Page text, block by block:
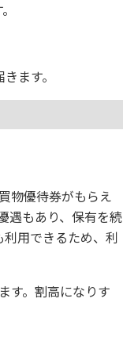
ます。
物優待券がもらえ
遇もあり、保有を続
用できるため、利
す。割高になりす